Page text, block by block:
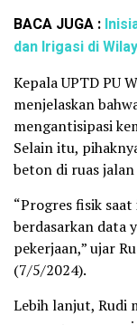
BACA JUGA :
dan Irigasi di
Kepala UPTD PU
menjelaskan
mengantisipasi
Selain itu,
beton di ruas
“Progres fisik
berdasarkan data
pekerjaan,” ujar
(7/5/2024).
Lebih lanjut, Rudi